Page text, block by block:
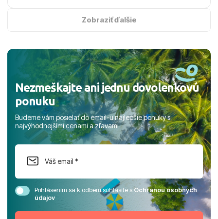
s hviezdičkou. ​Už teraz sa tešíme, kam s nami vyrazíte
Zobraziť ďalšie
Nezmeškajte ani jednu dovolenkovú
ponuku
Budeme vám posielať do email-u najlepšie ponuky s
najvýhodnejšími cenami a zľavami
Prihlásením sa k odberu súhlasíte sOchranou osobných
údajov